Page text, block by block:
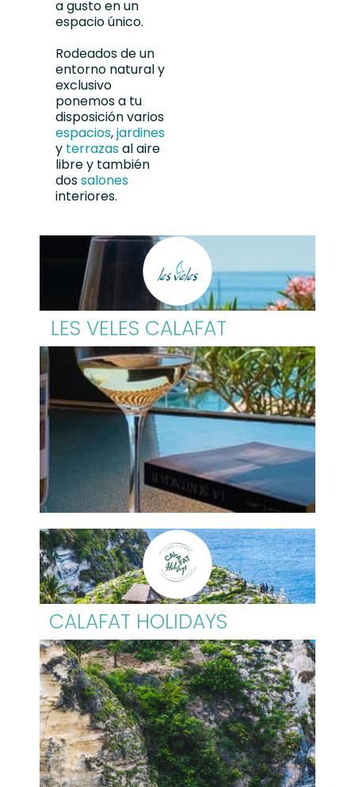
a gusto en un
espacio único.
Rodeados de un
entorno natural y
exclusivo
ponemos a tu
disposición varios
espacios,jardines
y terrazasal aire
libre y también
dossalones
interiores.
LES VELES CALAFAT
CALAFAT HOLIDAYS​